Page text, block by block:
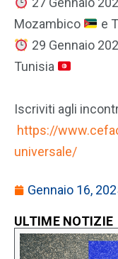
Mozambico
e
29 Gennaio
Tunisia
Iscriviti agli
https://
universale/
Gennaio 16,
ULTIME NOTIZIE